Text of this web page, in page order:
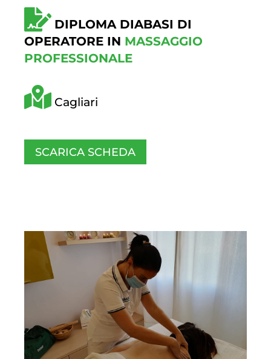
DIPLOMA DIABASI DI
OPERATORE IN MASSAGGIO
PROFESSIONALE
Cagliari
SCARICA SCHEDA